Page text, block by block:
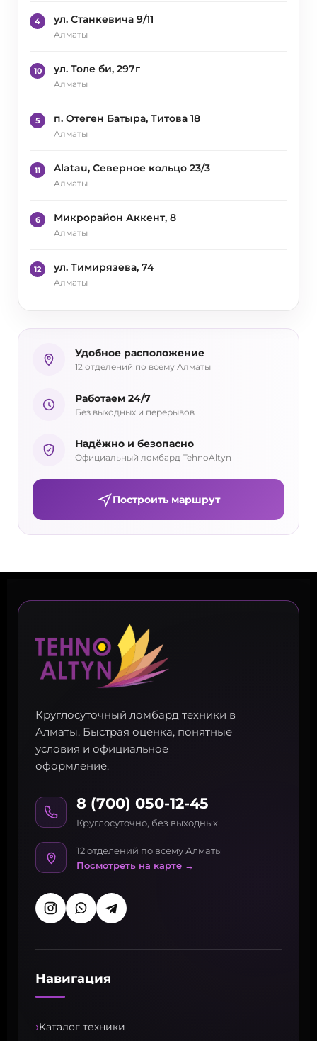
4 ул. Станкевича 9/11
Алматы
10 ул. Толе би, 297г
Алматы
5 п. Отеген Батыра, Титова 18
Алматы
11 Alatau, Северное кольцо 23/3
Алматы
6 Микрорайон Аккент, 8
Алматы
12 ул. Тимирязева, 74
Алматы
Удобное расположение
12 отделений по всему Алматы
Работаем 24/7
Без выходных и перерывов
Надёжно и безопасно
Официальный ломбард TehnoAltyn
Построить маршрут
Круглосуточный ломбард техники в
Алматы. Быстрая оценка, понятные
условия и официальное
оформление.
8 (700) 050-12-45
Круглосуточно, без выходных
12 отделений по всему Алматы
Посмотреть на карте →
Навигация
›Каталог техники